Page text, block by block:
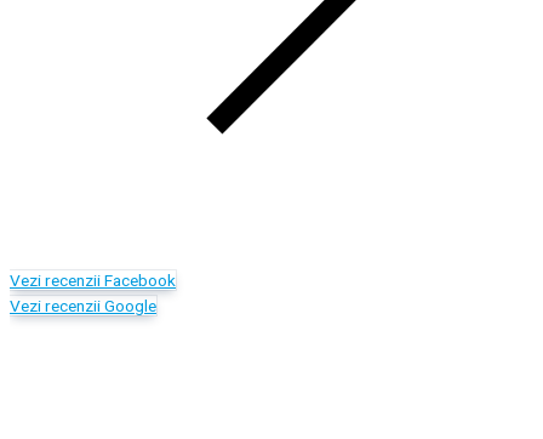
Vezi recenzii Facebook
Vezi recenzii Google